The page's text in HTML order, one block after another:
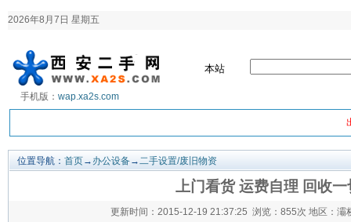
2026年8月7日 星期五
手机版： wap.xa2s.com
本站
位置导航： 首页→ 办公设备→二手设置/废旧物资
上门看货 运费自理 回收
更新时间：2015-12-19 21:37:25 浏览： 855次 地区：